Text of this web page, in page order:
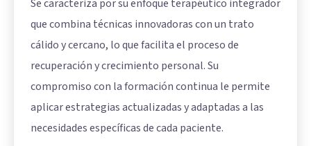
Se caracteriza por su enfoque terapéutico integrador
que combina técnicas innovadoras con un trato
cálido y cercano, lo que facilita el proceso de
recuperación y crecimiento personal. Su
compromiso con la formación continua le permite
aplicar estrategias actualizadas y adaptadas a las
necesidades específicas de cada paciente.